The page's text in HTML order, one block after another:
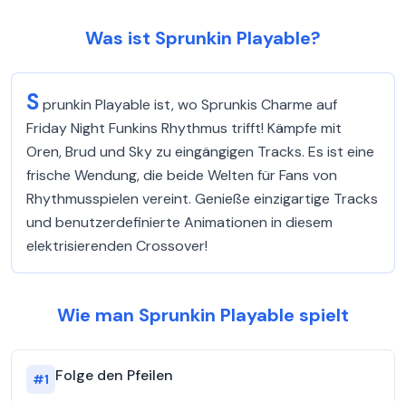
Was ist Sprunkin Playable?
Sprunkin Playable ist, wo Sprunkis Charme auf
Friday Night Funkins Rhythmus trifft! Kämpfe mit
Oren, Brud und Sky zu eingängigen Tracks. Es ist eine
frische Wendung, die beide Welten für Fans von
Rhythmusspielen vereint. Genieße einzigartige Tracks
und benutzerdefinierte Animationen in diesem
elektrisierenden Crossover!
Wie man Sprunkin Playable spielt
#1 Folge den Pfeilen